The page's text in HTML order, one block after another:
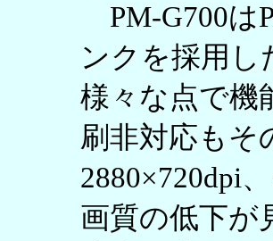
PM-G700は
ンクを採用し
様々な点で機
刷非対応もそ
2880×720dpi
画質の低下が